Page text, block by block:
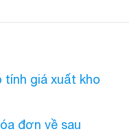
tính giá xuất kho
đơn về sau